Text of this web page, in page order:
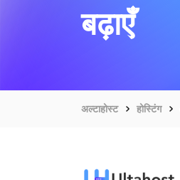
बढ़ाएँ
अल्टाहोस्ट होस्टिंग